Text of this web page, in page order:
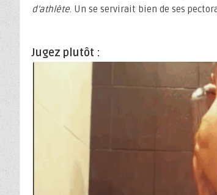
d’athlète. Un se servirait bien de ses
Jugez plutôt :